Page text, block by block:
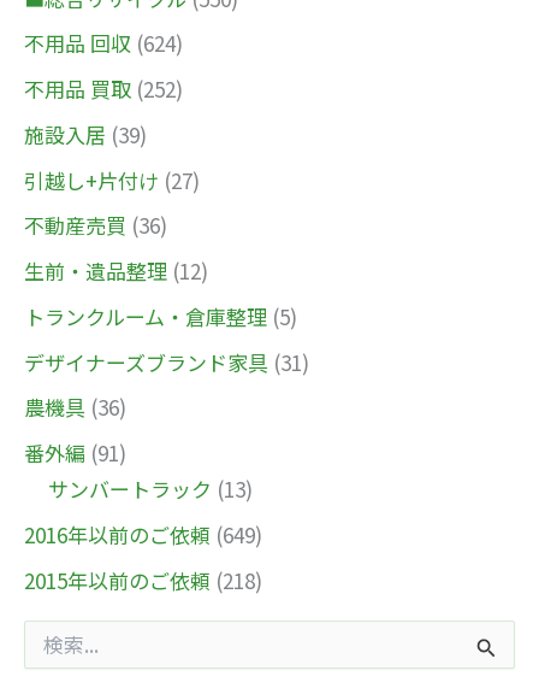
不用品 回収 (624)
不用品 買取 (252)
施設入居 (39)
引越し+片付け (27)
不動産売買 (36)
生前・遺品整理 (12)
トランクルーム・倉庫整理 (5)
デザイナーズブランド家具 (31)
農機具 (36)
番外編 (91)
サンバートラック (13)
2016年以前のご依頼 (649)
2015年以前のご依頼 (218)
索